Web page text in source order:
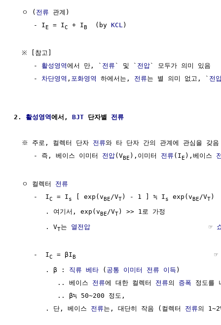
  ㅇ (
전류 관계)
     - I
E = IC + IB
  (by
KCL )
  ※ [참고]
     -
활성영역에서 만, ` 전류 ` 및 ` 전압` 모두가 의미 있음
     -
차단영역 , 포화영역 하에서는, 전류는 별 의미 없고, ` 전
2. 활성영역에서, BJT 단자별 전류
  ※ 주로, 컬렉터 단자
전류와 타 단자 간의 관계에 관심을 갖음
     - 즉, 베이스 이미터
전압(VBE ),이미터 전류 (IE ),베이스
  ㅇ 컬렉터
전류
     -  I
C = Is [ exp(vBE /VT) - 1 ] ≒ Is exp(vBE /VT)
        . 여기서, exp(v
BE/VT) >> 1로 가정
        . V
T는 열전압
                              ☞
     -  I
C = βI B
        . β :
직류 베타 ( 공통 이미터 전류 이득 )
           .. 베이스
전류에 대한 컬렉터 전류의 증폭 정도를
           .. β≒ 50~200 정도,
        . 단, 베이스
전류는, 대단히 작음 (컬렉터 전류의